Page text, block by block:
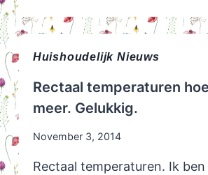
BEHOEFTES
Huishoudelijk Nieuws
Rectaal temperaturen
meer. Gelukkig.
November 3, 2014
Rectaal temperaturen. Ik